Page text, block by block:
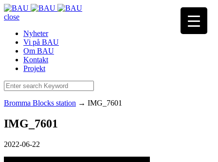
close
Nyheter
Vi på BAU
Om BAU
Kontakt
Projekt
Bromma Blocks station → IMG_7601
IMG_7601
2022-06-22